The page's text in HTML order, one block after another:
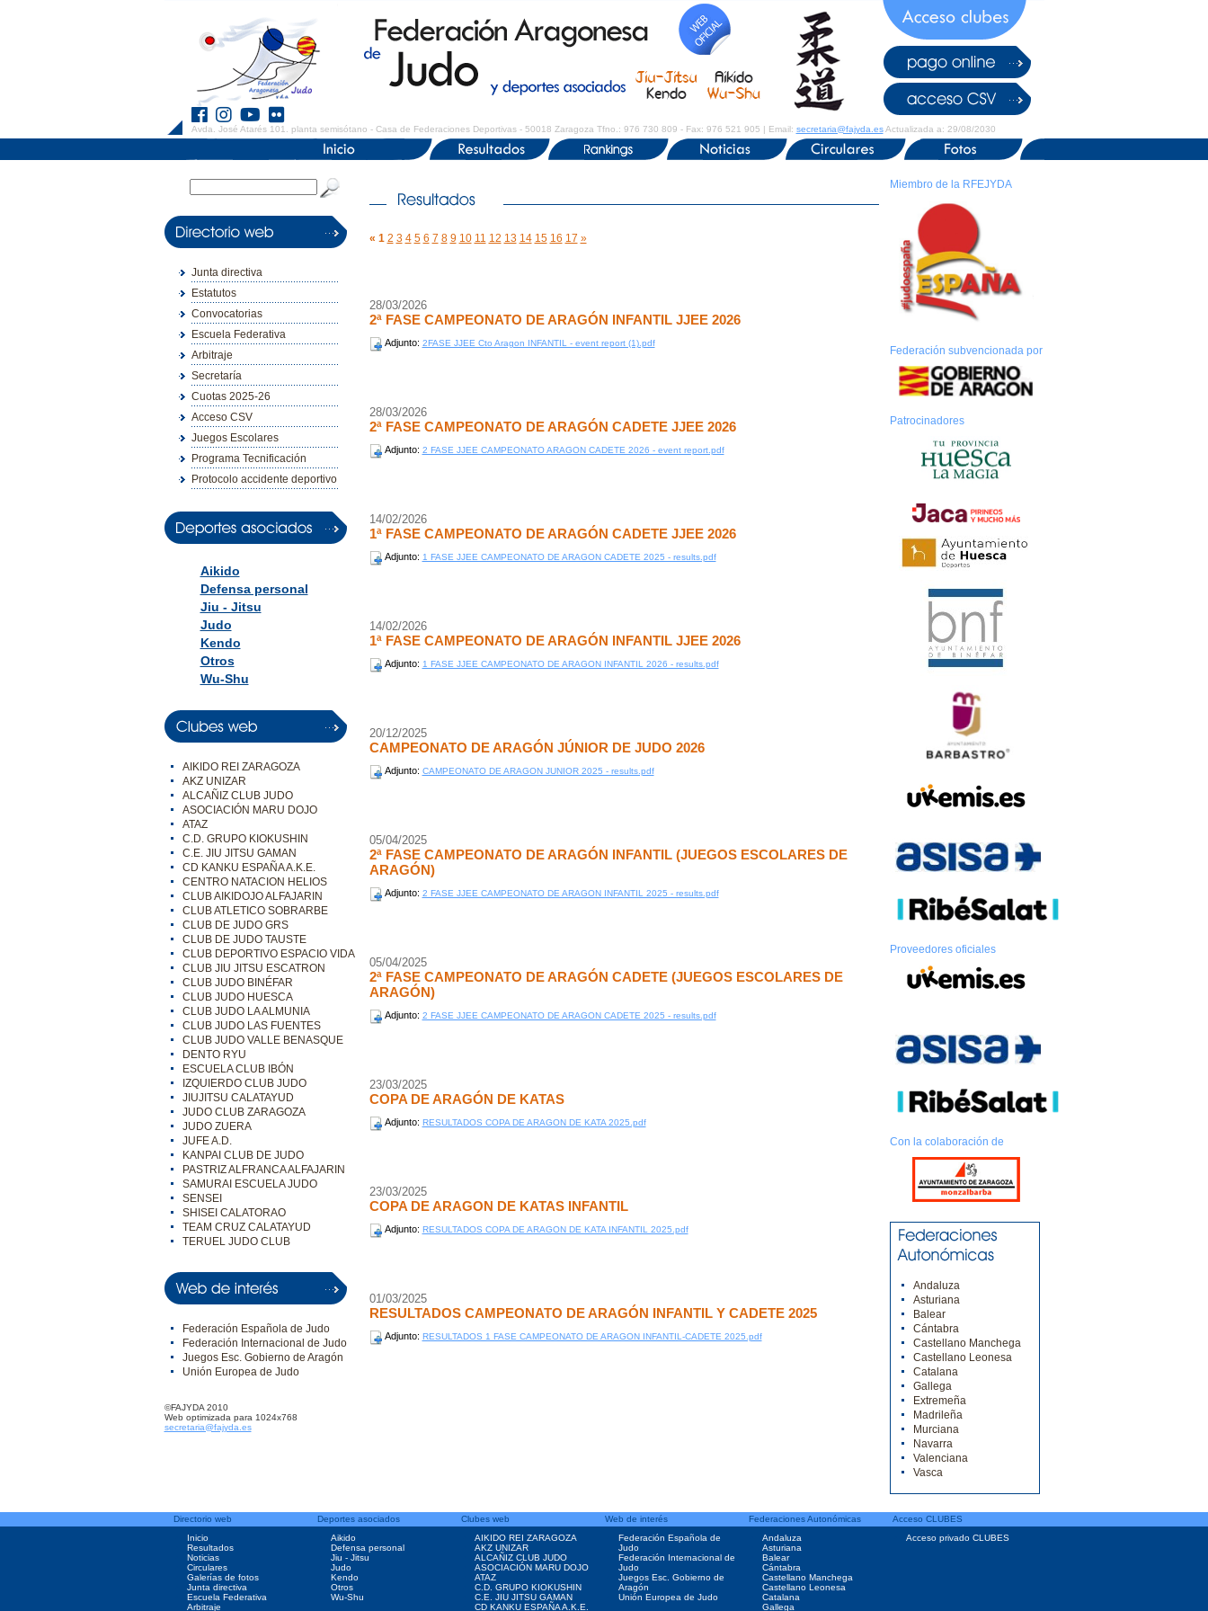
Avda. José Atarés 101. planta semisótano - Casa de Federaciones Deportivas - 50018 Zaragoza Tfno.: 976 730 809 - Fax: 976 521 905 | Email: secretaria@fajyda.esActualizada a: 29/08/2030
Junta directiva
Estatutos
Convocatorias
Escuela Federativa
Arbitraje
Secretaría
Cuotas 2025-26
Acceso CSV
Juegos Escolares
Programa Tecnificación
Protocolo accidente deportivo
Aikido
Defensa personal
Jiu - Jitsu
Judo
Kendo
Otros
Wu-Shu
AIKIDO REI ZARAGOZA
AKZ UNIZAR
ALCAÑIZ CLUB JUDO
ASOCIACIÓN MARU DOJO
ATAZ
C.D. GRUPO KIOKUSHIN
C.E. JIU JITSU GAMAN
CD KANKU ESPAÑA A.K.E.
CENTRO NATACION HELIOS
CLUB AIKIDOJO ALFAJARIN
CLUB ATLETICO SOBRARBE
CLUB DE JUDO GRS
CLUB DE JUDO TAUSTE
CLUB DEPORTIVO ESPACIO VIDA
CLUB JIU JITSU ESCATRON
CLUB JUDO BINÉFAR
CLUB JUDO HUESCA
CLUB JUDO LA ALMUNIA
CLUB JUDO LAS FUENTES
CLUB JUDO VALLE BENASQUE
DENTO RYU
ESCUELA CLUB IBÓN
IZQUIERDO CLUB JUDO
JIUJITSU CALATAYUD
JUDO CLUB ZARAGOZA
JUDO ZUERA
JUFE A.D.
KANPAI CLUB DE JUDO
PASTRIZ ALFRANCA ALFAJARIN
SAMURAI ESCUELA JUDO
SENSEI
SHISEI CALATORAO
TEAM CRUZ CALATAYUD
TERUEL JUDO CLUB
Federación Española de Judo
Federación Internacional de Judo
Juegos Esc. Gobierno de Aragón
Unión Europea de Judo
©FAJYDA 2010
Web optimizada para 1024x768
secretaria@fajyda.es
« 1 2 3 4 5 6 7 8 9 10 11 12 13 14 15 16 17 »
28/03/2026
2ª FASE CAMPEONATO DE ARAGÓN INFANTIL JJEE 2026
Adjunto: 2FASE JJEE Cto Aragon INFANTIL - event report (1).pdf
28/03/2026
2ª FASE CAMPEONATO DE ARAGÓN CADETE JJEE 2026
Adjunto: 2 FASE JJEE CAMPEONATO ARAGON CADETE 2026 - event report.pdf
14/02/2026
1ª FASE CAMPEONATO DE ARAGÓN CADETE JJEE 2026
Adjunto: 1 FASE JJEE CAMPEONATO DE ARAGON CADETE 2025 - results.pdf
14/02/2026
1ª FASE CAMPEONATO DE ARAGÓN INFANTIL JJEE 2026
Adjunto: 1 FASE JJEE CAMPEONATO DE ARAGON INFANTIL 2026 - results.pdf
20/12/2025
CAMPEONATO DE ARAGÓN JÚNIOR DE JUDO 2026
Adjunto: CAMPEONATO DE ARAGON JUNIOR 2025 - results.pdf
05/04/2025
2ª FASE CAMPEONATO DE ARAGÓN INFANTIL (JUEGOS ESCOLARES DE
ARAGÓN)
Adjunto: 2 FASE JJEE CAMPEONATO DE ARAGON INFANTIL 2025 - results.pdf
05/04/2025
2ª FASE CAMPEONATO DE ARAGÓN CADETE (JUEGOS ESCOLARES DE
ARAGÓN)
Adjunto: 2 FASE JJEE CAMPEONATO DE ARAGON CADETE 2025 - results.pdf
23/03/2025
COPA DE ARAGÓN DE KATAS
Adjunto: RESULTADOS COPA DE ARAGON DE KATA 2025.pdf
23/03/2025
COPA DE ARAGON DE KATAS INFANTIL
Adjunto: RESULTADOS COPA DE ARAGON DE KATA INFANTIL 2025.pdf
01/03/2025
RESULTADOS CAMPEONATO DE ARAGÓN INFANTIL Y CADETE 2025
Adjunto: RESULTADOS 1 FASE CAMPEONATO DE ARAGON INFANTIL-CADETE 2025.pdf
Miembro de la RFEJYDA
Federación subvencionada por
Patrocinadores
Proveedores oficiales
Con la colaboración de
Andaluza
Asturiana
Balear
Cántabra
Castellano Manchega
Castellano Leonesa
Catalana
Gallega
Extremeña
Madrileña
Murciana
Navarra
Valenciana
Vasca
Directorio web
Inicio
Resultados
Noticias
Circulares
Galerías de fotos
Junta directiva
Escuela Federativa
Arbitraje
Deportes asociados
Aikido
Defensa personal
Jiu - Jitsu
Judo
Kendo
Otros
Wu-Shu
Clubes web
AIKIDO REI ZARAGOZA
AKZ UNIZAR
ALCAÑIZ CLUB JUDO
ASOCIACIÓN MARU DOJO
ATAZ
C.D. GRUPO KIOKUSHIN
C.E. JIU JITSU GAMAN
CD KANKU ESPAÑA A.K.E.
Web de interés
Federación Española de
Judo
Federación Internacional de
Judo
Juegos Esc. Gobierno de
Aragón
Unión Europea de Judo
Federaciones Autonómicas
Andaluza
Asturiana
Balear
Cántabra
Castellano Manchega
Castellano Leonesa
Catalana
Gallega
Acceso CLUBES
Acceso privado CLUBES